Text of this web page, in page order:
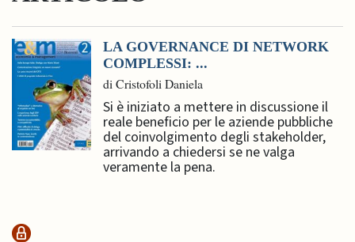
LA GOVERNANCE DI NETWORK
COMPLESSI: ...
di Cristofoli Daniela
Si è iniziato a mettere in discussione il
reale beneficio per le aziende pubbliche
del coinvolgimento degli stakeholder,
arrivando a chiedersi se ne valga
veramente la pena.